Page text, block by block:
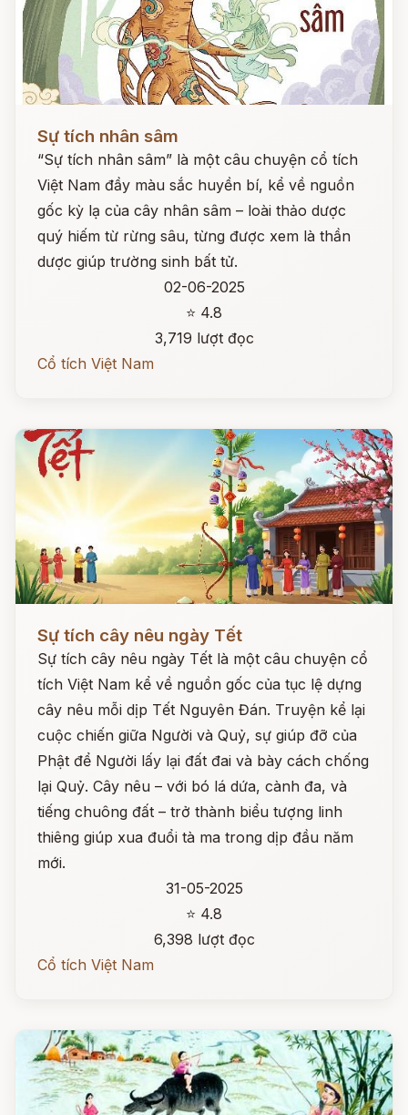
Sự tích nhân sâm
“Sự tích nhân sâm” là một câu chuyện cổ tích
Việt Nam đầy màu sắc huyền bí, kể về nguồn
gốc kỳ lạ của cây nhân sâm – loài thảo dược
quý hiếm từ rừng sâu, từng được xem là thần
dược giúp trường sinh bất tử.
02-06-2025
⭐ 4.8
3,719 lượt đọc
Cổ tích Việt Nam
Sự tích cây nêu ngày Tết
Sự tích cây nêu ngày Tết là một câu chuyện cổ
tích Việt Nam kể về nguồn gốc của tục lệ dựng
cây nêu mỗi dịp Tết Nguyên Đán. Truyện kể lại
cuộc chiến giữa Người và Quỷ, sự giúp đỡ của
Phật để Người lấy lại đất đai và bày cách chống
lại Quỷ. Cây nêu – với bó lá dứa, cành đa, và
tiếng chuông đất – trở thành biểu tượng linh
thiêng giúp xua đuổi tà ma trong dịp đầu năm
mới.
31-05-2025
⭐ 4.8
6,398 lượt đọc
Cổ tích Việt Nam